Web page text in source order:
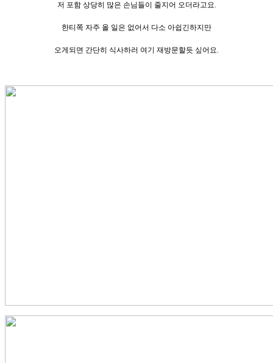
저 포함 상당히 많은 손님들이 줄지어 오더라고요.
한티쪽 자주 올 일은 없어서 다소 아쉽긴하지만
오게되면 간단히 식사하러 여기 재방문할듯 싶어요.